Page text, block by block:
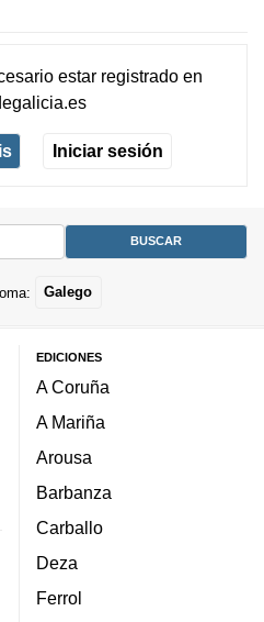
estar registradoen
Iniciar sesión
Galego
EDICIONES
A Coruña
A Mariña
Arousa
Barbanza
Carballo
Deza
Ferrol